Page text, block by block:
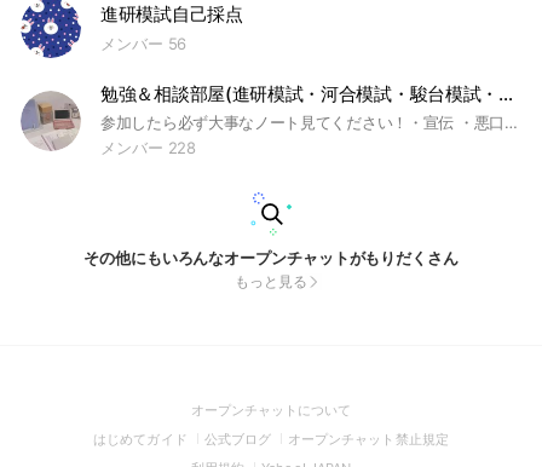
進研模試自己採点
メンバー 56
勉強＆相談部屋(進研模試・河合模試・駿台模試・代ゼミ等)質問＆雑談大歓迎！得意な人が教えてくれます！
参加したら必ず大事なノート見てください！・宣伝 ・悪口 ・荒らし ・即抜け 禁止です！ 勉強部屋と言っても日常の雑談okです！ 頑張ってお互いを高めましょう！ #勉強 #高校3年 #08 #07 @09 #10 #進研模試 #河合模試 #駿台模試 #定期テスト #雑談 #暇人 #楽しい #模試 #夏休み #学生 #受験生 #共通テスト #共テ #センター #05 #06 #浪人 #相談 #就職相談 #サークル #サークル相談 #高校2年 #高校1年 #1年 #2年 #3年 #模試 #わいわい #解答
メンバー 228
その他にもいろんなオープンチャットがもりだくさん
もっと見る
オープンチャットについて
in
はじめてガイド
(Open
in
公式ブログ
(Open
in
オープンチャット禁止規定(Open